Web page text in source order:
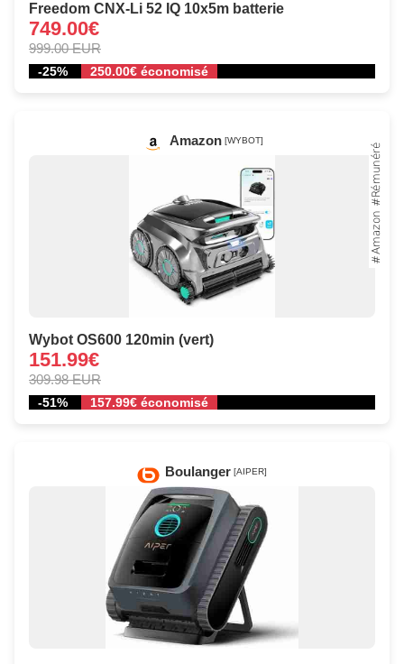
Freedom CNX-Li 52 IQ 10x5m batterie
749.00€
999.00 EUR
-25% 250.00€ économisé
Amazon [WYBOT]
Wybot OS600 120min (vert)
151.99€
309.98 EUR
-51% 157.99€ économisé
Boulanger [AIPER]